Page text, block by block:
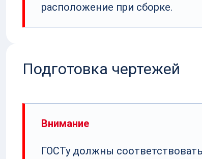
расположение при сборке.
Подготовка чертежей
Внимание
ГОСТу должны